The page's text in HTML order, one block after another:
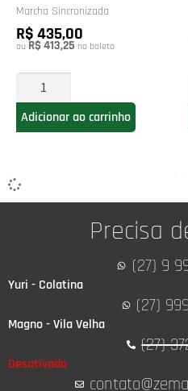
Marcha Sincronizada
R$ 435,00
ou R$ 413,25 no boleto
Adicionar ao carrinho
Precisa
(27) 9
Yuri - Colatina
(27)
Magno - Vila Velha
(27)
Desativado